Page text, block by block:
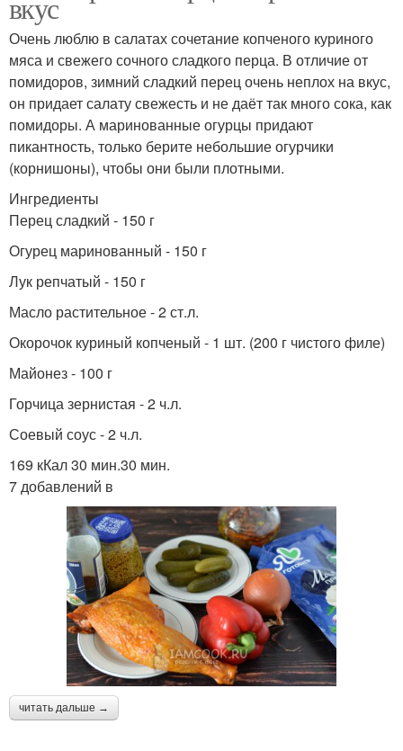
вкус
Очень люблю в салатах сочетание копченого куриного
мяса и свежего сочного сладкого перца. В отличие от
помидоров, зимний сладкий перец очень неплох на вкус,
он придает салату свежесть и не даёт так много сока, как
помидоры. А маринованные огурцы придают
пикантность, только берите небольшие огурчики
(корнишоны), чтобы они были плотными.
Ингредиенты
Перец сладкий - 150 г
Огурец маринованный - 150 г
Лук репчатый - 150 г
Масло растительное - 2 ст.л.
Окорочок куриный копченый - 1 шт. (200 г чистого филе)
Майонез - 100 г
Горчица зернистая - 2 ч.л.
Соевый соус - 2 ч.л.
169 кКал 30 мин.30 мин.
7 добавлений в
читать дальше →